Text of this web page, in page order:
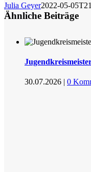
Julia Geyer2022-05-
Ähnliche Beiträge
30.07.2026 | 0